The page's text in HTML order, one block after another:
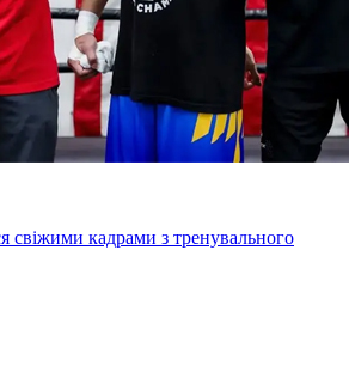
свіжими кадрами з тренувального